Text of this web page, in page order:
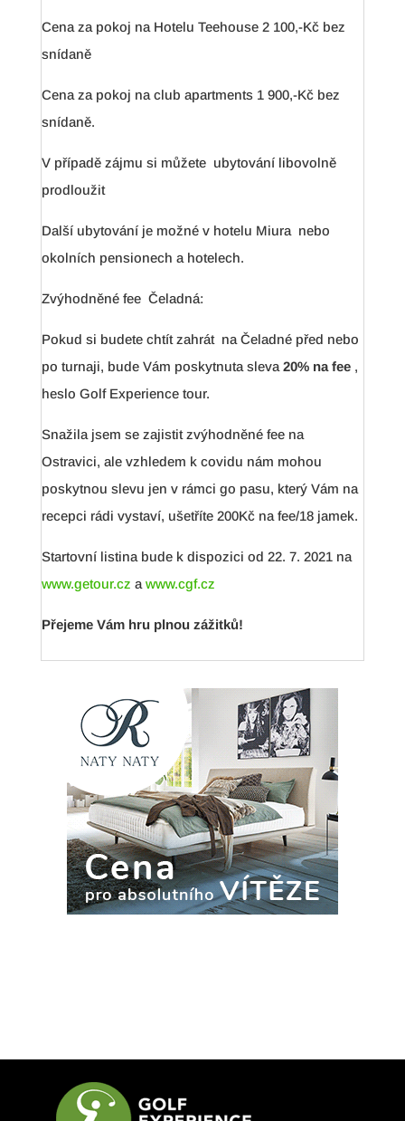
Cena za pokoj na Hotelu Teehouse 2 100,-Kč bez
snídaně
Cena za pokoj na club apartments 1 900,-Kč bez
snídaně.
V případě zájmu si můžete ubytování libovolně
prodloužit
Další ubytování je možné v hotelu Miura nebo
okolních pensionech a hotelech.
Zvýhodněné fee Čeladná:
Pokud si budete chtít zahrát na Čeladné před nebo
po turnaji, bude Vám poskytnuta sleva 20% na fee,
heslo Golf Experience tour.
Snažila jsem se zajistit zvýhodněné fee na
Ostravici, ale vzhledem k covidu nám mohou
poskytnou slevu jen v rámci go pasu, který Vám na
recepci rádi vystaví, ušetříte 200Kč na fee/18 jamek.
Startovní listina bude k dispozici od 22. 7. 2021 na
www.getour.cz a www.cgf.cz
Přejeme Vám hru plnou zážitků!